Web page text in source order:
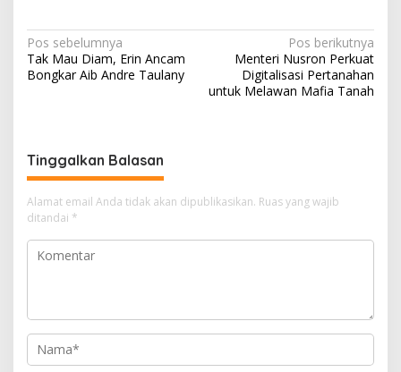
at
s
p
e
gr
e
b
o
re
d
ar
e
N
a
g
a
s
i
p
Pos sebelumnya
Tak Mau Diam, Erin Ancam
Bongkar Aib Andre Taulany
Pos berikutnya
Menteri Nusron Perkuat
Digitalisasi Pertanahan
untuk Melawan Mafia Tanah
Tinggalkan Balasan
Alamat email Anda tidak akan dipublikasikan. Ruas yang wajib
ditandai *